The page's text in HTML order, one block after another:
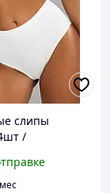
слипы
/
трусиков с
талией /